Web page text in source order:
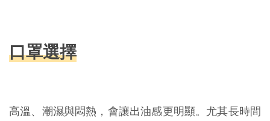
口罩選擇
高溫、潮濕與悶熱，會讓出油感更明顯。尤其長時間